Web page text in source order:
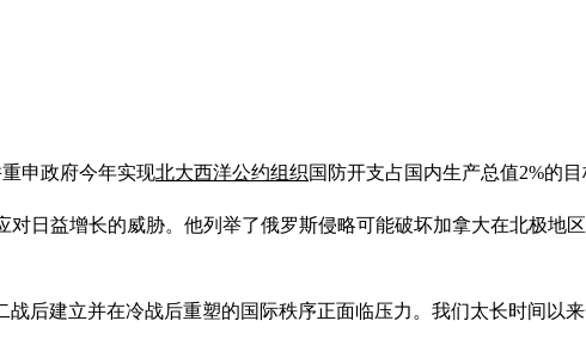
申政府今年实现北大西洋公约组织国防开支占国内生产总值2%的
日益增长的威胁。他列举了俄罗斯侵略可能破坏加拿大在北极地
后建立并在冷战后重塑的国际秩序正面临压力。我们太长时间以